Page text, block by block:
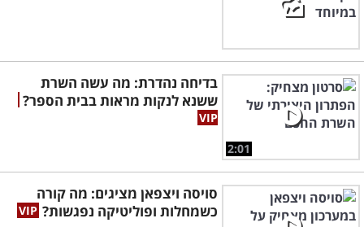
2:01
בדיחה נהדרת: מה עשה השרת
ששנא לנקות מראות בבית הספר?
סויסה ויצפאן מציגים: מה קורה
כשמחלות ופוליטיקה נפגשות?